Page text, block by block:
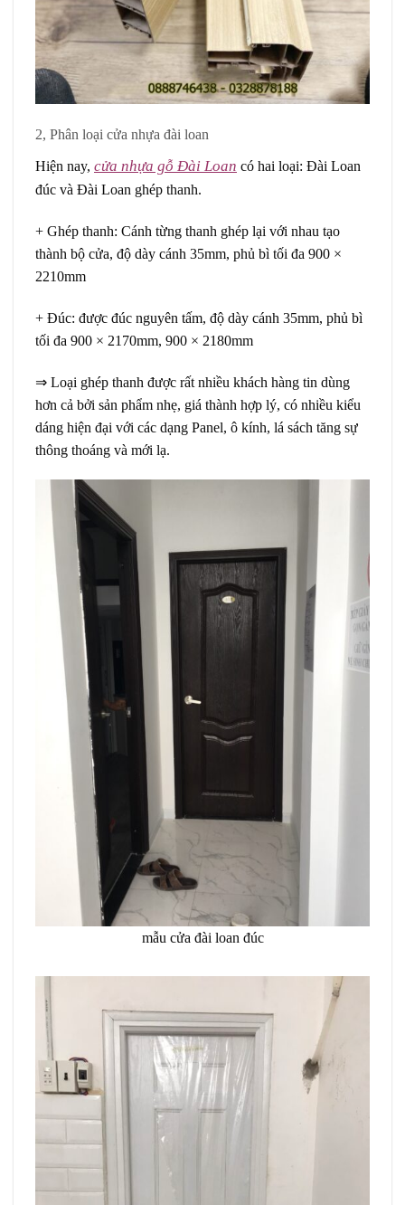
2, Phân loại cửa nhựa đài loan
Hiện nay, cửa nhựa gỗ Đài Loan có hai loại: Đài Loan
đúc và Đài Loan ghép thanh.
+ Ghép thanh: Cánh từng thanh ghép lại với nhau tạo
thành bộ cửa, độ dày cánh 35mm, phủ bì tối đa 900 ×
2210mm
+ Đúc: được đúc nguyên tấm, độ dày cánh 35mm, phủ bì
tối đa 900 × 2170mm, 900 × 2180mm
⇒ Loại ghép thanh được rất nhiều khách hàng tin dùng
hơn cả bởi sản phẩm nhẹ, giá thành hợp lý, có nhiều kiểu
dáng hiện đại với các dạng Panel, ô kính, lá sách tăng sự
thông thoáng và mới lạ.
mẫu cửa đài loan đúc